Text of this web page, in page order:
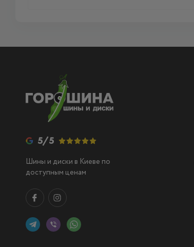
5/5
Шины и диски в Киеве по
доступным ценам